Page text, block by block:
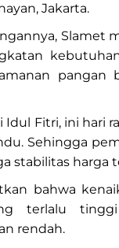
Jakarta.
Slamet
pangan
Idul Fitri, ini hari
Sehingga
stabilitas harga
bahwa
terlalu
rendah.